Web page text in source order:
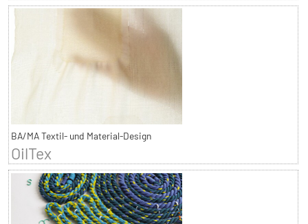
BA/MA Textil- und Material-Design
OilTex